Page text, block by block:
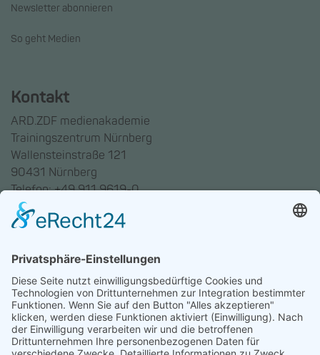
Newsletter abonnieren
So geht Medien
Kontakt
ARD.ZDF medienakademie
Trainingszentrum Nürnberg
Wallensteinstraße 121
90431 Nürnberg
Telefon: +49 911 9619-0
Trainingszentrum Hannover
30169 Hannover
Telefon: +49 511 123598-531